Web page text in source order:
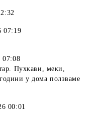
07:19
07:08
Пухкави, меки,
у дома ползваме
00:01